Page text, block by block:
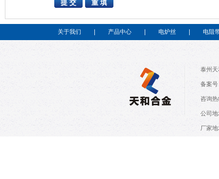
关于我们 产品中心 电炉丝 电阻
泰州
备案
咨询
公司
厂家